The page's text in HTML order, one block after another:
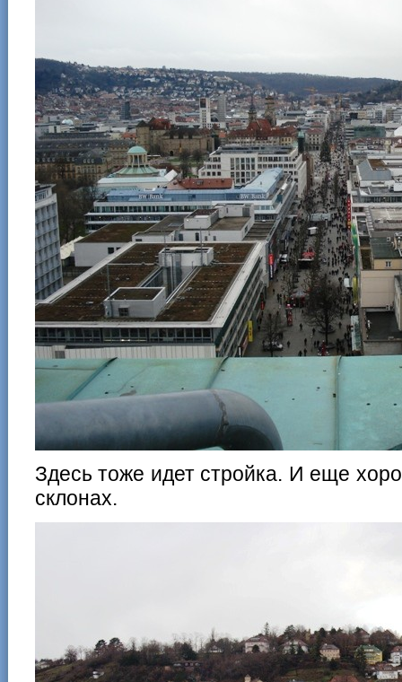
Здесь тоже идет стройка. И еще
склонах.